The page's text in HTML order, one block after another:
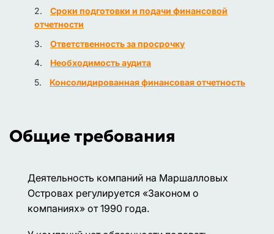
Сроки подготовки и подачи финансовой
отчетности
Ответственность за просрочку
Необходимость аудита
Консолидированная финансовая отчетность
Общие требования
Деятельность компаний на Маршалловых
Островах регулируется «Законом о
компаниях» от 1990 года.